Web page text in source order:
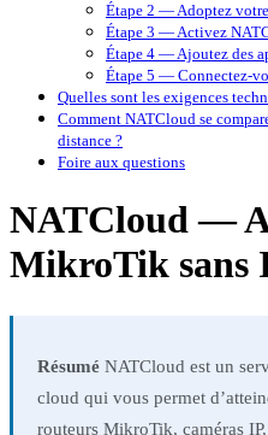
Étape 2 — Adoptez
Étape 3 — Activez
Étape 4 — Ajoutez des
Étape 5 — Connectez-
Quelles sont les exigences
Comment NATCloud se
distance ?
Foire aux questions
NATCloud —
MikroTik sans
Résumé NATCloud est un
cloud qui vous permet
routeurs MikroTik, caméras